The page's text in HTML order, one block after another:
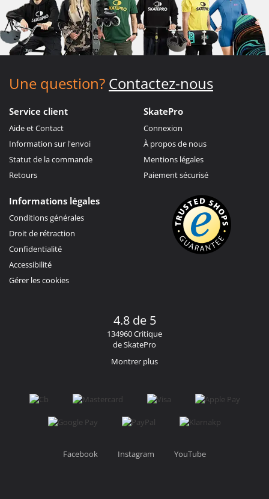
Une question? Contactez-nous
Service client
Aide et Contact
Information sur l'envoi
Statut de la commande
Retours
SkatePro
Connexion
À propos de nous
Mentions légales
Paiement sécurisé
Informations légales
Conditions générales
Droit de rétraction
Confidentialité
Accessibilité
Gérer les cookies
4.8 de 5
134960 Critique
de SkatePro
Montrer plus
Facebook Instagram YouTube